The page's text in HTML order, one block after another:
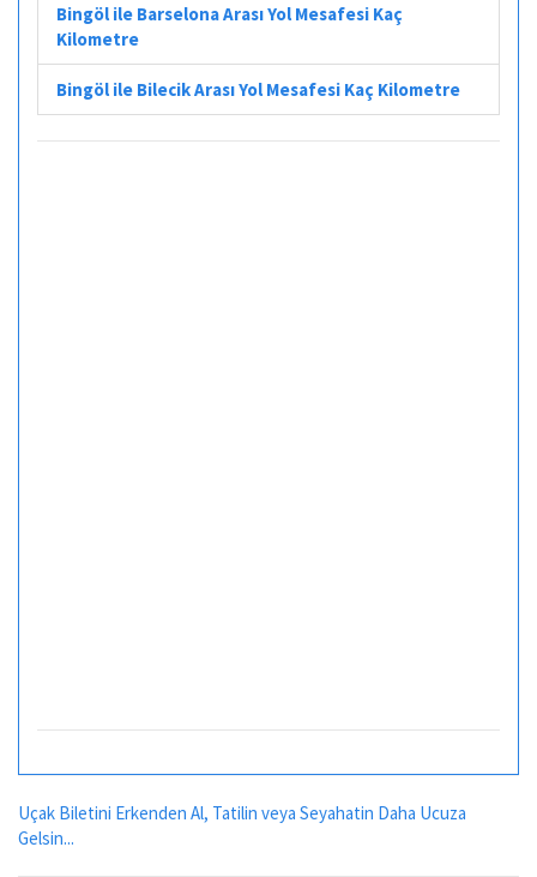
Bingöl ile Barselona Arası Yol Mesafesi Kaç
Kilometre
Bingöl ile Bilecik Arası Yol Mesafesi Kaç Kilometre
Uçak Biletini Erkenden Al, Tatilin veya Seyahatin Daha Ucuza
Gelsin...